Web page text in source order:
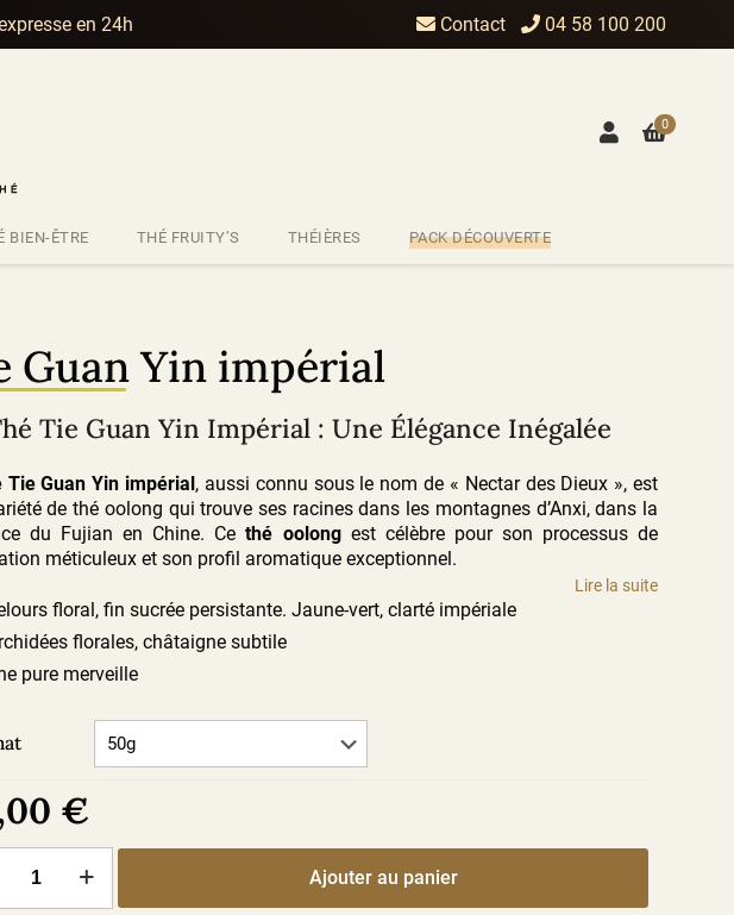
en 24h Contact 04 58 100 200
0
BIEN-ÊTRE THÉ FRUITY’S THÉIÈRES PACK DÉCOUVERTE
Guan Yin impérial
Tie Guan Yin Impérial : Une Élégance Inégalée
Tie Guan Yin impérial, aussi connu sous le nom de « Nectar des Dieux », est
de thé oolong qui trouve ses racines dans les montagnes d’Anxi, dans la
du Fujian en Chine. Cethé oolongest célèbre pour son processus de
méticuleux et son profil aromatique exceptionnel.
Lire la suite
floral, fin sucrée persistante. Jaune-vert, clarté impériale
florales, châtaigne subtile
pure merveille
€
Ajouter au panier